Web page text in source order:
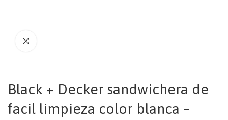
Black + Decker sandwichera de
facil limpieza color blanca –